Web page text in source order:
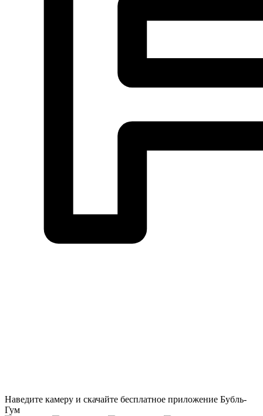
Наведите камеру и скачайте бесплатное приложение Бубль-
Гум